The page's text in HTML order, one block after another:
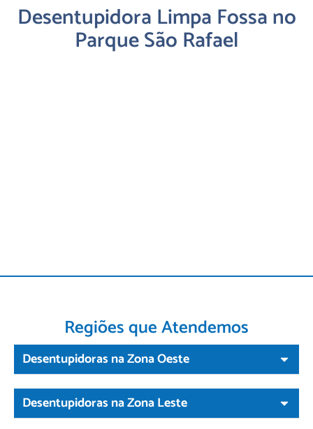
Desentupidora Limpa Fossa no
Parque São Rafael
Regiões que Atendemos
Desentupidoras na Zona Oeste
Desentupidoras na Zona Leste